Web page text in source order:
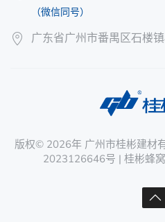
（微信同号）
广东省广州市番禺区石楼
版权© 2026年 广州市桂彬建材
2023126646号 | 桂彬蜂